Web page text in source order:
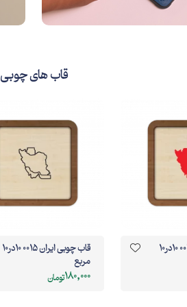
قاب های چوبی
قاب چوبی ایران 0015 10در10
قاب چوبی وطن یعنی همین
جا یعنی ایران 10در10 مربع
180,000تومان